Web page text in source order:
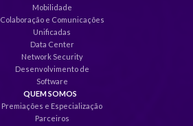
Mobilidade
Colaboração e Comunicações
Unificadas
Data Center
Network Security
Desenvolvimento de
Software
QUEM SOMOS
Premiações e Especialização
Parceiros